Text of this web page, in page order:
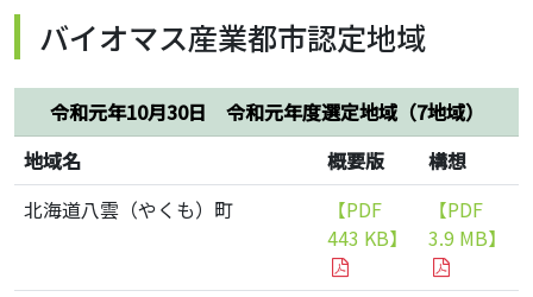
バイオマス産業都市認定地域
令和元年10月30日 令和元年度選定地域（7地域）
地域名
概要版
構想
北海道八雲（やくも）町
【PDF
443 KB】
【PDF
3.9 MB】